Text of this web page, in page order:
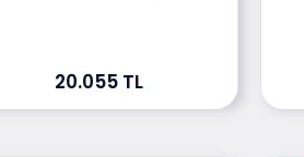
20.055 TL